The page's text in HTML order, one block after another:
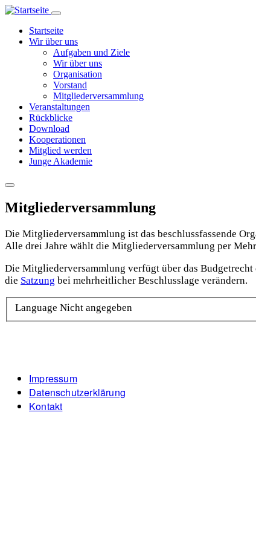
Direkt
Inhalt
Hauptnavigation
Startseite
Wir über uns
Aufgaben und Ziele
Wir über uns
Organisation
Vorstand
Mitgliederversammlung
Veranstaltungen
Rückblicke
Download
Kooperationen
Mitglied werden
Junge Akademie
Mitgliederversammlung
Die Mitgliederversammlung ist das beschlussfassende
Alle drei Jahre wählt die Mitgliederversammlung per
Die Mitgliederversammlung verfügt über das
die Satzung bei mehrheitlicher Beschlusslage verändern.
Language Nicht angegeben
Footer
menu
Impressum
Datenschutzerklärung
Kontakt